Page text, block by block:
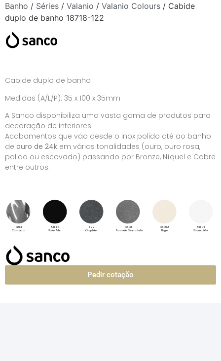
Banho / Séries / Valanio / Valanio Colours / Cabide
duplo de banho 18718-122
Cabide duplo de banho
Medidas (A/L/P): 35 x 100 x 35mm
A Sanco disponibiliza uma vasta gama de produtos para
decoração de interiores.
Acabamentos que vão desde o inox polido até ao banho
de ouro de 24k em várias tonalidades (ouro, ouro rosa,
polido ou escovado) passando por Bronze, Níquel e Cobre
entre outros.
Pedir cotação